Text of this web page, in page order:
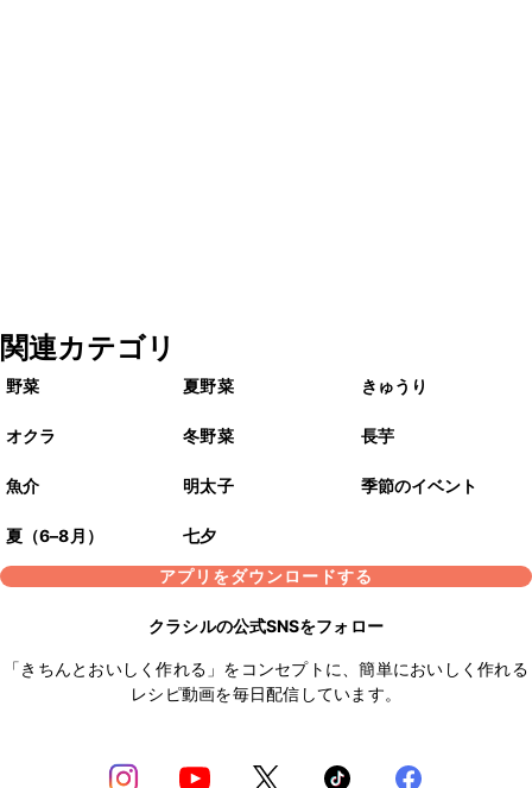
関連カテゴリ
野菜 夏野菜 きゅうり
オクラ 冬野菜 長芋
魚介 明太子 季節のイベント
夏（6–8月）
七夕
アプリをダウンロードする
クラシルの公式SNSをフォロー
「きちんとおいしく作れる」をコンセプトに、簡単においしく作れる
レシピ動画を毎日配信しています。